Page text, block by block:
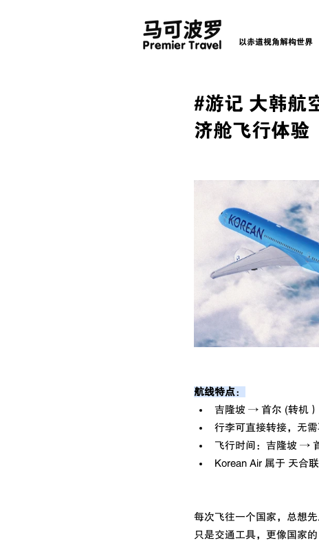
以赤道视角解构世界
#游记 大韩航
济舱飞行体验
航线特点：
吉隆坡 → 首尔 (转机
行李可直接转接，无
飞行时间：吉隆坡 →
Korean Air 属于 天合
每次飞往一个国家，总想
只是交通工具，更像国家